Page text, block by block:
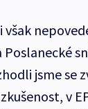
jsme
v